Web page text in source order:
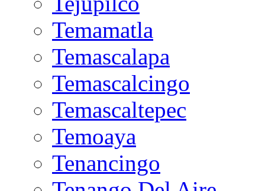
Temamatla
Temascalapa
Temascalcingo
Temascaltepec
Temoaya
Tenancingo